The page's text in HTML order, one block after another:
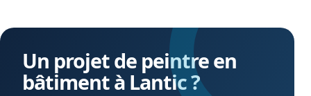
Un projet de peintre en
bâtiment à Lantic ?